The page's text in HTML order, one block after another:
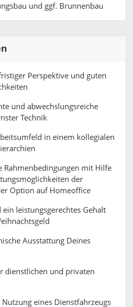
und ggf. Brunnenbau
Perspektive und guten
und abwechslungsreiche
Technik
in einem kollegialen
Rahmenbedingungen mit Hilfe
der
Option auf Homeoffice
leistungsgerechtes Gehalt
Ausstattung Deines
dienstlichen und privaten
eines Dienstfahrzeugs